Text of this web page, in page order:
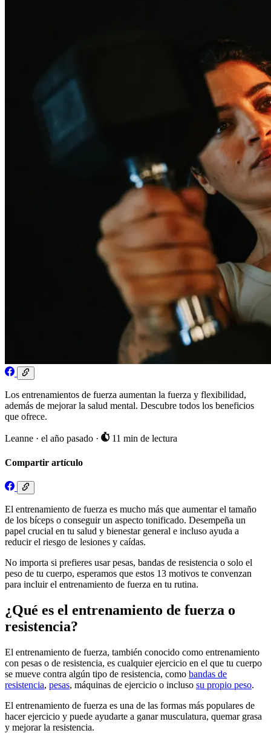
Los entrenamientos de fuerza aumentan la fuerza y flexibilidad,
además de mejorar la salud mental. Descubre todos los beneficios
que ofrece.
Leanne · el año pasado · 11 min de lectura
Compartir artículo
El entrenamiento de fuerza es mucho más que aumentar el tamaño
de los bíceps o conseguir un aspecto tonificado. Desempeña un
papel crucial en tu salud y bienestar general e incluso ayuda a
reducir el riesgo de lesiones y caídas.
No importa si prefieres usar pesas, bandas de resistencia o solo el
peso de tu cuerpo, esperamos que estos 13 motivos te convenzan
para incluir el entrenamiento de fuerza en tu rutina.
¿Qué es el entrenamiento de fuerza o
resistencia?
El entrenamiento de fuerza, también conocido como entrenamiento
con pesas o de resistencia, es cualquier ejercicio en el que tu cuerpo
se mueve contra algún tipo de resistencia, como bandas de
resistencia, pesas, máquinas de ejercicio o incluso su propio peso.
El entrenamiento de fuerza es una de las formas más populares de
hacer ejercicio y puede ayudarte a ganar musculatura, quemar grasa
y mejorar la resistencia.